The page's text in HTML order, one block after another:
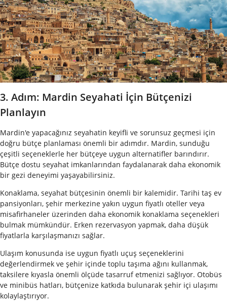
3. Adım: Mardin Seyahati İçin Bütçenizi
Planlayın
Mardin'e yapacağınız seyahatin keyifli ve sorunsuz geçmesi için
doğru bütçe planlaması önemli bir adımdır. Mardin, sunduğu
çeşitli seçeneklerle her bütçeye uygun alternatifler barındırır.
Bütçe dostu seyahat imkanlarından faydalanarak daha ekonomik
bir gezi deneyimi yaşayabilirsiniz.
Konaklama, seyahat bütçesinin önemli bir kalemidir. Tarihi taş ev
pansiyonları, şehir merkezine yakın uygun fiyatlı oteller veya
misafirhaneler üzerinden daha ekonomik konaklama seçenekleri
bulmak mümkündür. Erken rezervasyon yapmak, daha düşük
fiyatlarla karşılaşmanızı sağlar.
Ulaşım konusunda ise uygun fiyatlı uçuş seçeneklerini
değerlendirmek ve şehir içinde toplu taşıma ağını kullanmak,
taksilere kıyasla önemli ölçüde tasarruf etmenizi sağlıyor. Otobüs
ve minibüs hatları, bütçenize katkıda bulunarak şehir içi ulaşımı
kolaylaştırıyor.